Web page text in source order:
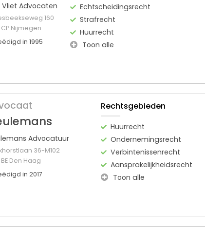
Vliet Advocaten
160
CP Nijmegen
in 1995
Echtscheidingsrecht
Strafrecht
Huurrecht
Toon alle
Advocatuur
36-M102
BE Den Haag
in 2017
Rechtsgebieden
Huurrecht
Ondernemingsrecht
Verbintenissenrecht
Aansprakelijkheidsrecht
Toon alle